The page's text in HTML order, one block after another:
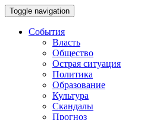
Toggle navigation
События
Власть
Общество
Острая ситуация
Политика
Образование
Культура
Скандалы
Прогноз